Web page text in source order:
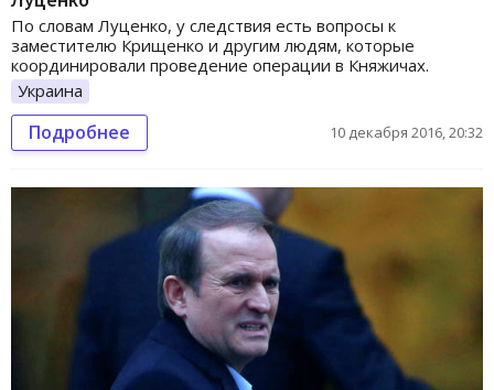
По словам Луценко, у следствия есть вопросы к
заместителю Крищенко и другим людям, которые
координировали проведение операции в Княжичах.
Украина
Подробнее 10 декабря 2016, 20:32